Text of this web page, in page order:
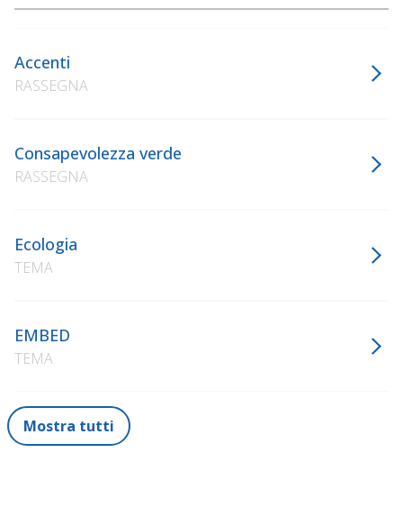
Accenti
RASSEGNA
Consapevolezza verde
RASSEGNA
Ecologia
TEMA
EMBED
TEMA
Mostra tutti